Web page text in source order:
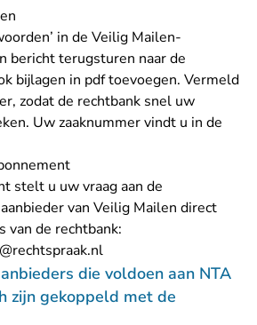
in de Veilig Mailen-
bericht terugsturen naar de
bijlagen in pdf toevoegen. Vermeld
zodat de rechtbank snel uw
Uw zaaknummer vindt u in de
stelt u uw vraag aan de
van Veilig Mailen direct
van de rechtbank:
- U verlaat
die voldoen aan NTA
zijn gekoppeld met de